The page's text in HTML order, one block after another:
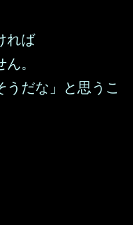
れば
。
だな」と思うこ